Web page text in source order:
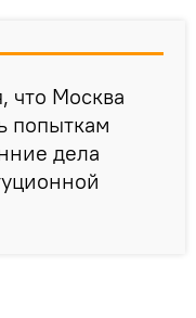
что Москва
попыткам
дела